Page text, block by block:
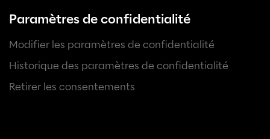
Paramètres de confidentialité
Modifier les paramètres de confidentialité
Historique des paramètres de confidentialité
Retirer les consentements